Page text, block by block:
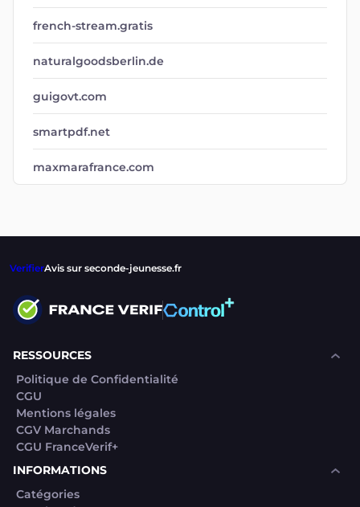
french-stream.gratis
naturalgoodsberlin.de
guigovt.com
smartpdf.net
maxmarafrance.com
VerifierAvis sur seconde-jeunesse.fr
RESSOURCES
Politique de Confidentialité
CGU
Mentions légales
CGV Marchands
CGU FranceVerif+
INFORMATIONS
Catégories